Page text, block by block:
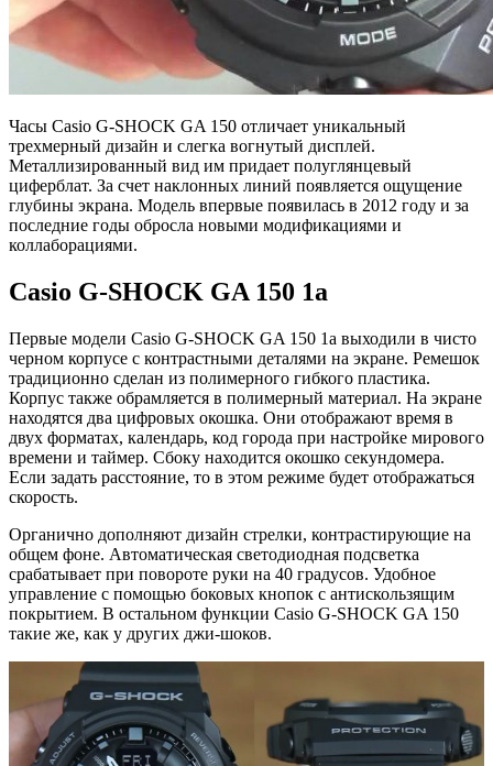
Часы Casio G-SHOCK GA 150 отличает уникальный
трехмерный дизайн и слегка вогнутый дисплей.
Металлизированный вид им придает полуглянцевый
циферблат. За счет наклонных линий появляется ощущение
глубины экрана. Модель впервые появилась в 2012 году и за
последние годы обросла новыми модификациями и
коллаборациями.
Casio G-SHOCK GA 150 1a
Первые модели Casio G-SHOCK GA 150 1a выходили в чисто
черном корпусе с контрастными деталями на экране. Ремешок
традиционно сделан из полимерного гибкого пластика.
Корпус также обрамляется в полимерный материал. На экране
находятся два цифровых окошка. Они отображают время в
двух форматах, календарь, код города при настройке мирового
времени и таймер. Сбоку находится окошко секундомера.
Если задать расстояние, то в этом режиме будет отображаться
скорость.
Органично дополняют дизайн стрелки, контрастирующие на
общем фоне. Автоматическая светодиодная подсветка
срабатывает при повороте руки на 40 градусов. Удобное
управление с помощью боковых кнопок с антискользящим
покрытием. В остальном функции Casio G-SHOCK GA 150
такие же, как у других джи-шоков.